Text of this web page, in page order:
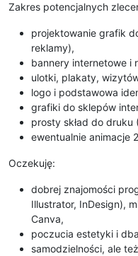
Zakres potencjalnych
projektowanie grafik
reklamy),
bannery internetowe i
ulotki, plakaty,
logo i podstawowa
grafiki do sklepów
prosty skład do druku
ewentualnie animacje
Oczekuję:
dobrej znajomości
Illustrator, InDesign),
Canva,
poczucia estetyki i
samodzielności, ale